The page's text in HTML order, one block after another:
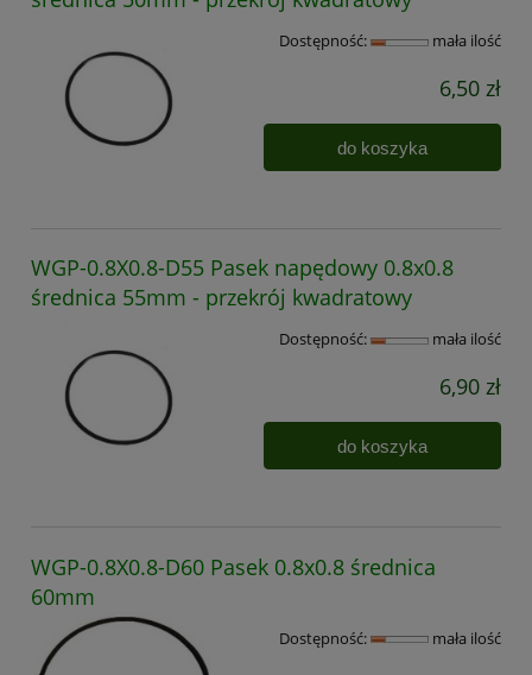
Dostępność: mała ilość
6,50 zł
do koszyka
WGP-0.8X0.8-D55 Pasek napędowy 0.8x0.8
średnica 55mm - przekrój kwadratowy
Dostępność: mała ilość
6,90 zł
do koszyka
WGP-0.8X0.8-D60 Pasek 0.8x0.8 średnica
60mm
Dostępność: mała ilość